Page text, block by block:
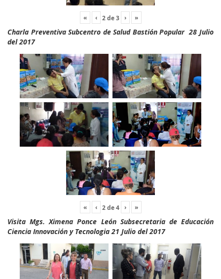
« ‹ 2de3 › »
Charla Preventiva Subcentro de Salud Bastión Popular 28 Julio
del 2017
« ‹ 2de4 › »
Visita Mgs. Ximena Ponce León Subsecretaria de Educación
Ciencia Innovación y Tecnologia 21 Julio del 2017